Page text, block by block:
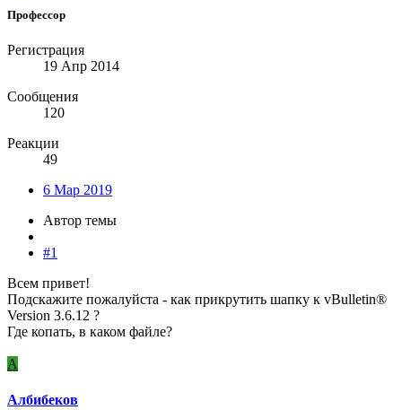
Профессор
Регистрация
19 Апр 2014
Сообщения
120
Реакции
49
6 Мар 2019
Автор темы
#1
Всем привет!
Подскажите пожалуйста - как прикрутить шапку к vBulletin®
Version 3.6.12 ?
Где копать, в каком файле?
А
Албибеков